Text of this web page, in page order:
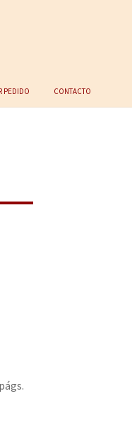
Contacto